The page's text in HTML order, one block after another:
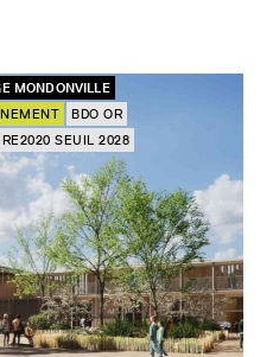
MONDONVILLE
BDO OR
RE2020 SEUIL 2028